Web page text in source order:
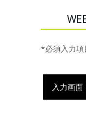
*必須入力項
入力画面